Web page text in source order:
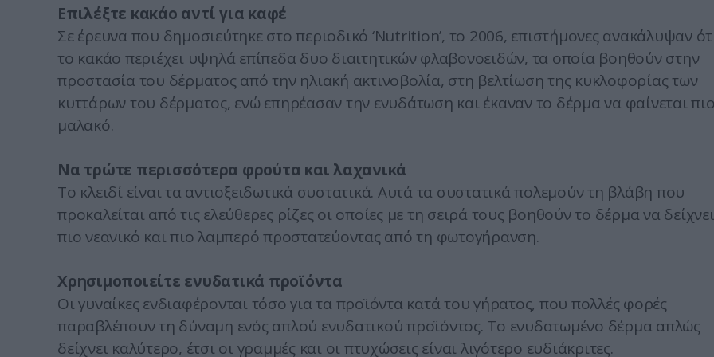
Επιλέξτε κακάο αντί για καφέ
Σε έρευνα που δημοσιεύτηκε στο περιοδικό ‘Nutrition’, το 2006, επιστήμονες ανακάλυψαν
το κακάο περιέχει υψηλά επίπεδα δυο διαιτητικών φλαβονοειδών, τα οποία βοηθούν στην
προστασία του δέρματος από την ηλιακή ακτινοβολία, στη βελτίωση της κυκλοφορίας των
κυττάρων του δέρματος, ενώ επηρέασαν την ενυδάτωση και έκαναν το δέρμα να φαίνεται
μαλακό.
Να τρώτε περισσότερα φρούτα και λαχανικά
Το κλειδί είναι τα αντιοξειδωτικά συστατικά. Αυτά τα συστατικά πολεμούν τη βλάβη που
προκαλείται από τις ελεύθερες ρίζες οι οποίες με τη σειρά τους βοηθούν το δέρμα να δείχνει
πιο νεανικό και πιο λαμπερό προστατεύοντας από τη φωτογήρανση.
Χρησιμοποιείτε ενυδατικά προϊόντα
Οι γυναίκες ενδιαφέρονται τόσο για τα προϊόντα κατά του γήρατος, που πολλές φορές
παραβλέπουν τη δύναμη ενός απλού ενυδατικού προϊόντος. Το ενυδατωμένο δέρμα απλώς
δείχνει καλύτερο, έτσι οι γραμμές και οι πτυχώσεις είναι λιγότερο ευδιάκριτες.